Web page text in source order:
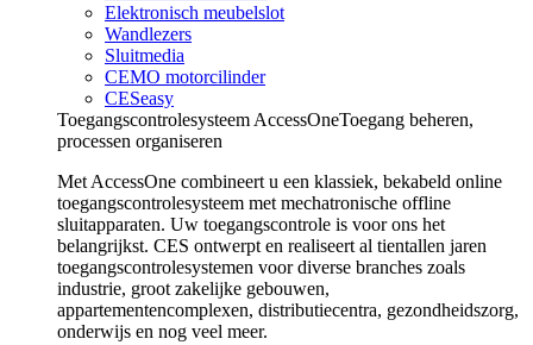
Elektronisch meubelslot
Wandlezers
Sluitmedia
CEMO motorcilinder
CESeasy
Toegangscontrolesysteem AccessOneToegang beheren,
processen organiseren
Met AccessOne combineert u een klassiek, bekabeld online
toegangscontrolesysteem met mechatronische offline
sluitapparaten. Uw toegangscontrole is voor ons het
belangrijkst. CES ontwerpt en realiseert al tientallen jaren
toegangscontrolesystemen voor diverse branches zoals
industrie, groot zakelijke gebouwen,
appartementencomplexen, distributiecentra, gezondheidszorg,
onderwijs en nog veel meer.